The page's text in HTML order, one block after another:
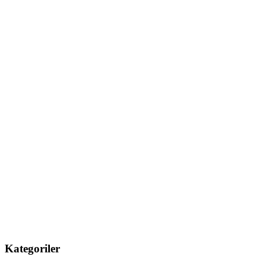
Kategoriler